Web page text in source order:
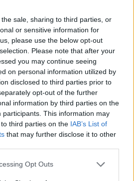
sale, sharing to third parties, or
or sensitive information for
please use the below opt-out
Please note that after your
you may continue seeing
on personal information utilized by
disclosed to third parties prior to
opt-out of the further
information by third parties on the
participants. This information may
third parties on the IAB’s List of
that may further disclose it to other
Opt Outs